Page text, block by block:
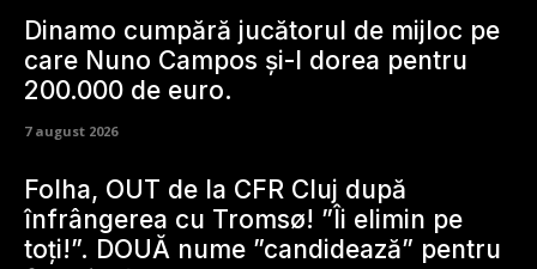
Dinamo cumpără jucătorul de mijloc pe
care Nuno Campos și-l dorea pentru
200.000 de euro.
7 august 2026
Folha, OUT de la CFR Cluj după
înfrângerea cu Tromsø! ”Îi elimin pe
toți!”. DOUĂ nume ”candidează” pentru